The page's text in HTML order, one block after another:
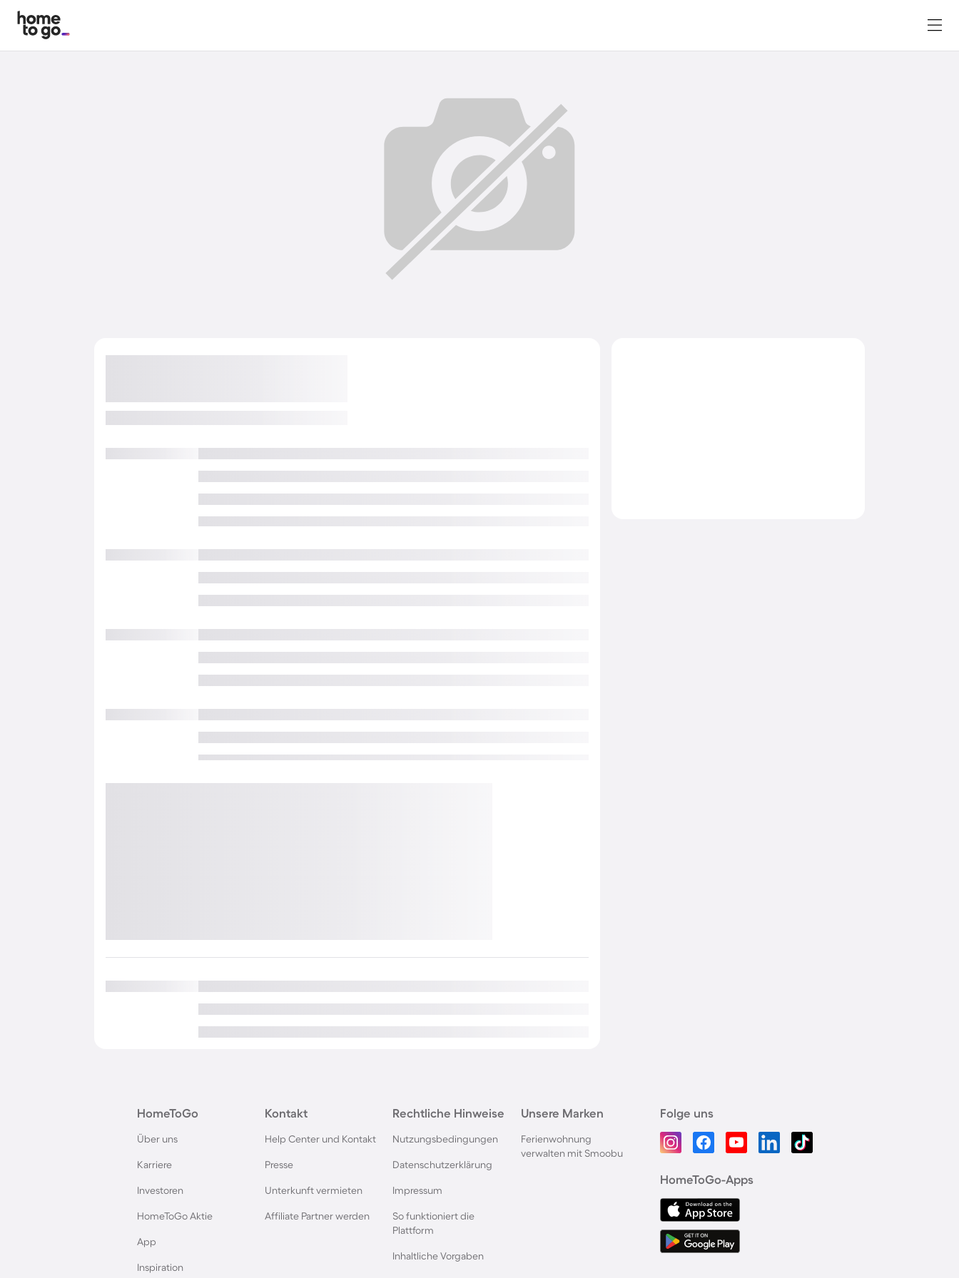
HomeToGo
Über uns
Karriere
Investoren
HomeToGo Aktie
App
Inspiration
Kontakt
Help Center und Kontakt
Presse
Unterkunft vermieten
Affiliate Partner werden
Rechtliche Hinweise
Nutzungsbedingungen
Datenschutzerklärung
Impressum
So funktioniert die
Plattform
Inhaltliche Vorgaben
Unsere Marken
Ferienwohnung
verwalten mit Smoobu
Folge uns
HomeToGo-Apps